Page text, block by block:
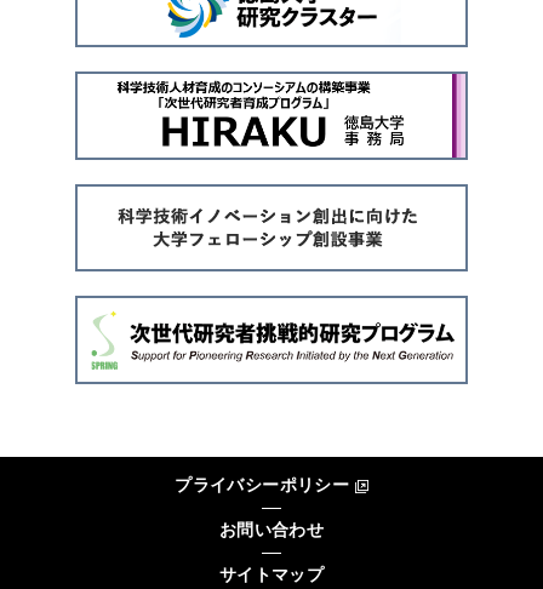
プライバシーポリシー
お問い合わせ
サイトマップ